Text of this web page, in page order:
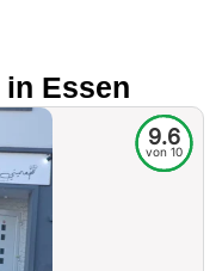
Essen
9.6
von 10